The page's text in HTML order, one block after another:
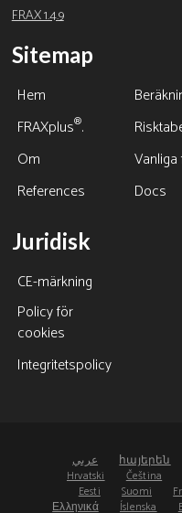
FRAX 1.4.9
Sitemap
Hem
FRAXplus®.
Om
References
Docs
Juridisk
CE-märkning
Policy för
cookies
Integritetspolicy
عربي հայերեն
Hrvatski
Čeština
Eesti
Suomi
Ελληνικά
Íslenska